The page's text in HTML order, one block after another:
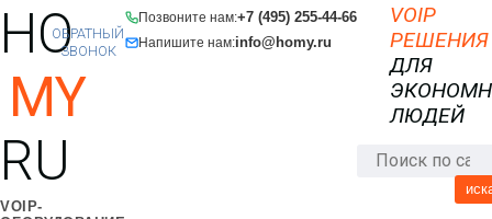
HO
MY
RU
VOIP-
Позвоните нам:+7 (495) 255-44-66
Напишите нам:info@homy.ru
ОБРАТНЫЙ
ЗВОНОК
VOIP
РЕШЕНИЯ
ДЛЯ
ЛЮДЕЙ